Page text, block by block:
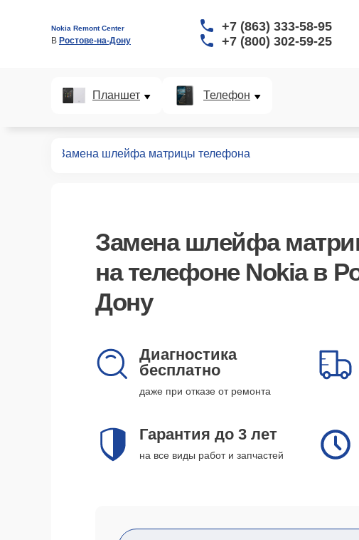
Nokia Remont Center
В Ростове-на-Дону
+7 (863) 333-58-95
+7 (800) 302-59-25
Планшет Телефон
Замена шлейфа матрицы телефона
Замена шлейфа
на телефоне Nokia в
Дону
Диагностика
бесплатно
даже при отказе от ремонта
Гарантия до 3 лет
на все виды работ и запчастей